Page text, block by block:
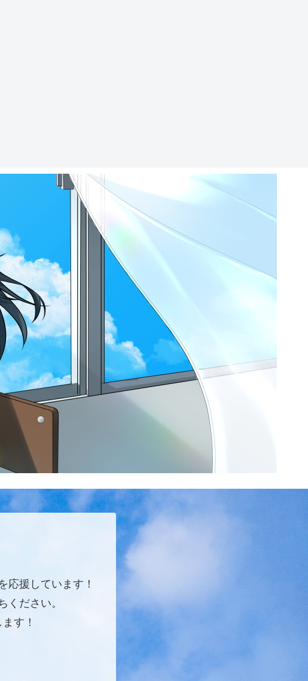
応援しています！
ください。
す！